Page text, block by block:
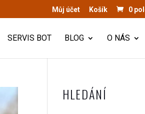
Můj účet Košík 0
SERVIS BOT BLOG O NÁS
HLEDÁNÍ